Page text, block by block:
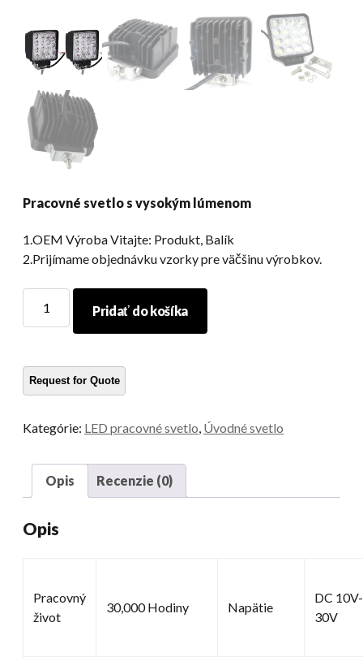
Pracovné svetlo s vysokým lúmenom
1.OEM Výroba Vitajte: Produkt, Balík
2.Prijímame objednávku vzorky pre väčšinu výrobkov.
svetlo
lúmenom
množstvo
Pridať do košíka
Kategórie: LED pracovné svetlo Úvodné svetlo
Opis Recenzie (0)
Opis
Pracovný
život
30,000 Hodiny Napätie
DC 10V-
30V